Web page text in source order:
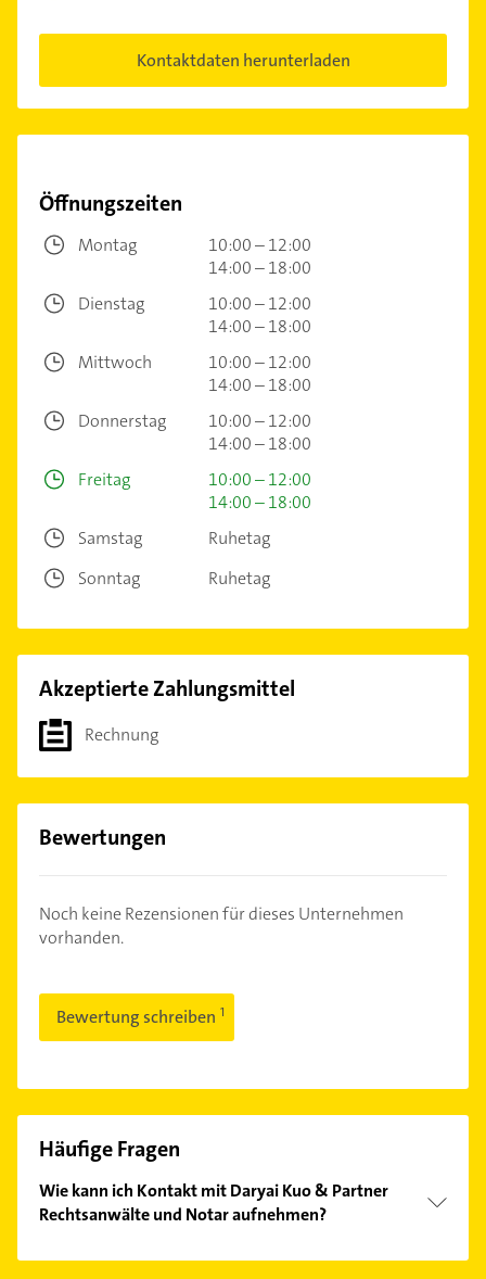
Kontaktdaten herunterladen
Öffnungszeiten
Montag
10:00 – 12:00
14:00 – 18:00
Dienstag
10:00 – 12:00
14:00 – 18:00
Mittwoch
10:00 – 12:00
14:00 – 18:00
Donnerstag
10:00 – 12:00
14:00 – 18:00
Freitag
10:00 – 12:00
14:00 – 18:00
Samstag
Ruhetag
Sonntag
Ruhetag
Akzeptierte Zahlungsmittel
Rechnung
Bewertungen
Noch keine Rezensionen für dieses Unternehmen
vorhanden.
Bewertung schreiben
Häufige Fragen
Wie kann ich Kontakt mit Daryai Kuo & Partner
Rechtsanwälte und Notar aufnehmen?